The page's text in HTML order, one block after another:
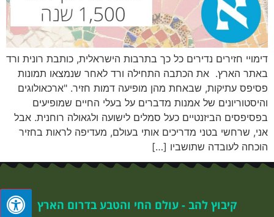
דימויי חזירים נדירים כל כך בתרבות הישראלית, כותבת רונית ורד
באתר הארץ. את הכתבה התחילה ורד לאחר שנמצאו תמונות
פסיפס עתיקות, שבאחת מהן מופיעה דמות חזיר. "ארכאולוגים
והיסטוריונים של אמנות מדברים על בעלי החיים שמופיעים
בפסיפסים הביזנטיים כעל סמלים לישועה ולגאולה רוחנית. אבל
אני, שרחשי בטני מדריכים אותי בעולם, מעדיפה לראות בחזיר
הוכחה לעובדה שתושביו […]
קיבוץ להב - עולם החי והטבע בדרום הארץ